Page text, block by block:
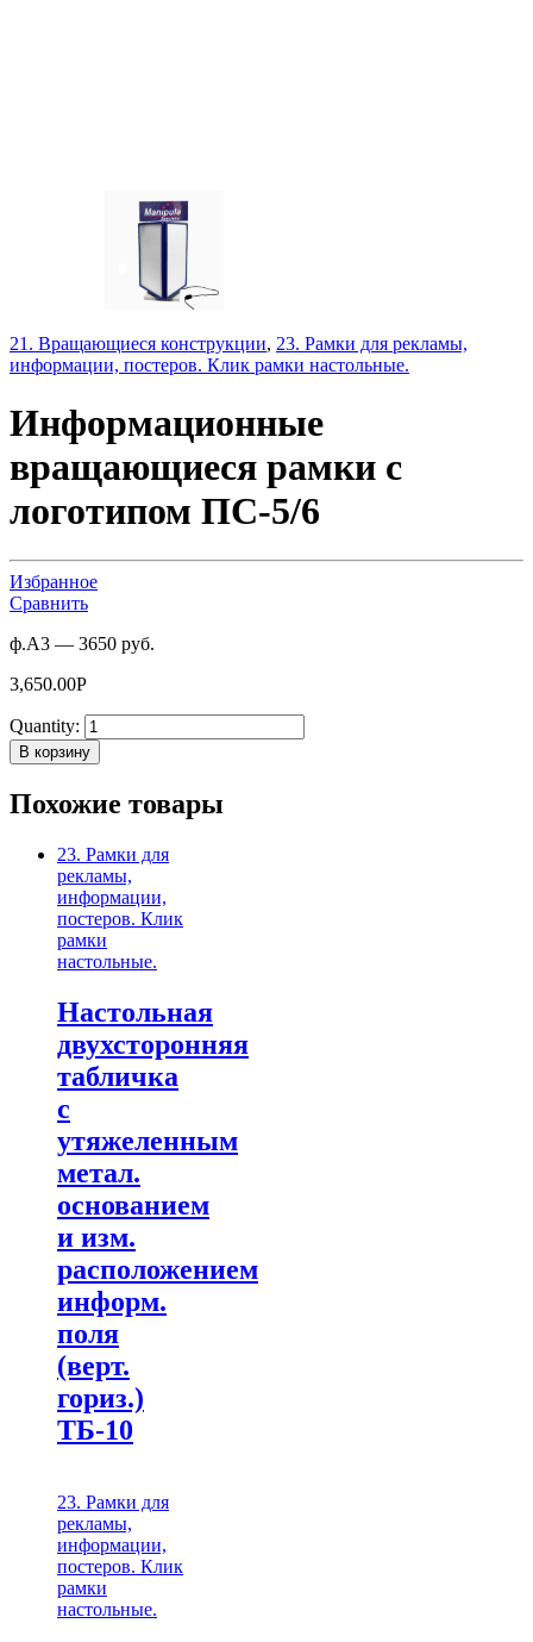
21. Вращающиеся конструкции, 23. Рамки для рекламы,
информации, постеров. Клик рамки настольные.
Информационные
вращающиеся рамки с
логотипом ПС-5/6
Избранное
Сравнить
ф.А3 — 3650 руб.
3,650.00Р
Quantity:
В корзину
Похожие товары
23. Рамки для
рекламы,
информации,
постеров. Клик
рамки
настольные.
Настольная
двухсторонняя
табличка
с
утяжеленным
метал.
основанием
и изм.
расположением
информ.
поля
(верт.
гориз.)
ТБ-10
23. Рамки для
рекламы,
информации,
постеров. Клик
рамки
настольные.